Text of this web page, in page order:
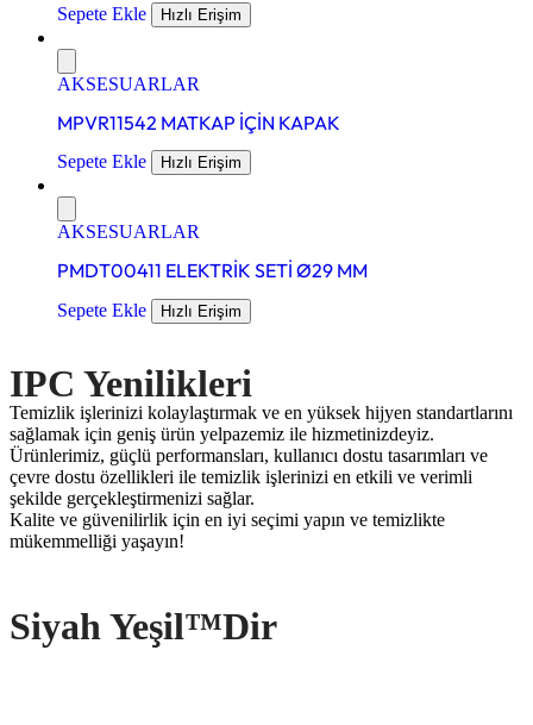
Sepete Ekle Hızlı Erişim
AKSESUARLAR
MPVR11542 MATKAP İÇİN KAPAK
Sepete Ekle Hızlı Erişim
AKSESUARLAR
PMDT00411 ELEKTRİK SETİ Ø29 MM
Sepete Ekle Hızlı Erişim
IPC Yenilikleri
Temizlik işlerinizi kolaylaştırmak ve en yüksek hijyen standartlarını
sağlamak için geniş ürün yelpazemiz ile hizmetinizdeyiz.
Ürünlerimiz, güçlü performansları, kullanıcı dostu tasarımları ve
çevre dostu özellikleri ile temizlik işlerinizi en etkili ve verimli
şekilde gerçekleştirmenizi sağlar.
Kalite ve güvenilirlik için en iyi seçimi yapın ve temizlikte
mükemmelliği yaşayın!
Siyah Yeşil™Dir